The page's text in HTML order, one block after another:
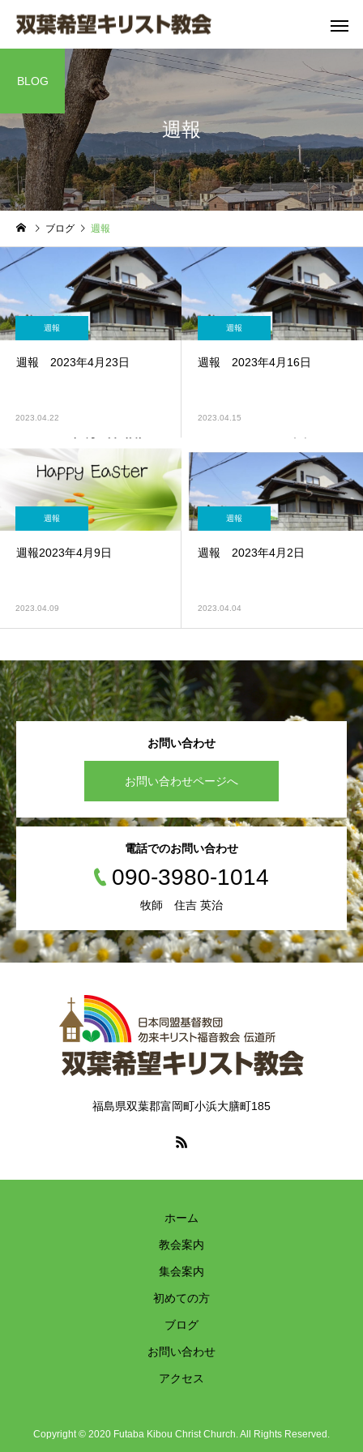
主日礼拝
大切なあなたに伝え
たい 本当の愛のエ
ピソード
聖 書 の 窓
No13
聖書の窓
聖 書 の 窓
No12
週報
BLOG
ブログ 週報
週報
週報 2023年4月23日
2023.04.22
週報
週報 2023年4月16日
2023.04.15
週報
週報2023年4月9日
2023.04.09
週報
週報 2023年4月2日
2023.04.04
お問い合わせ
お問い合わせページへ
電話でのお問い合わせ
090-3980-1014
牧師 住吉 英治
福島県双葉郡富岡町小浜大膳町185
ホーム
教会案内
集会案内
初めての方
ブログ
お問い合わせ
アクセス
Copyright © 2020 Futaba Kibou Christ Church. All Rights Reserved.